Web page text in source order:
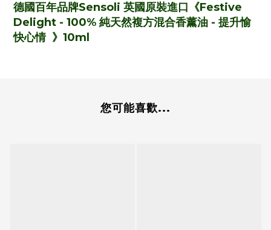
德國百年品牌Sensoli 英國原裝進口 《Festive
Delight - 100% 純天然複方混合香薰油 - 提升愉
快心情 》10ml
您可能喜歡...